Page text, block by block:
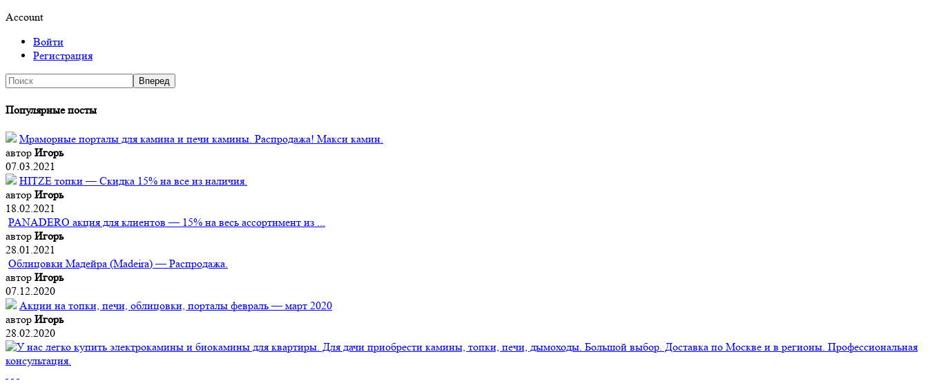
Account
Войти
Регистрация
Популярные посты
Мраморные порталы для камина и печи камины. Распродажа! Макси камин.
автор Игорь
07.03.2021
HITZE топки — Скидка 15% на все из наличия.
автор Игорь
18.02.2021
PANADERO акция для клиентов — 15% на весь ассортимент из ...
автор Игорь
28.01.2021
Облицовки Мадейра (Мadeira) — Распродажа.
автор Игорь
07.12.2020
Акции на топки, печи, облицовки, порталы февраль — март 2020
автор Игорь
28.02.2020